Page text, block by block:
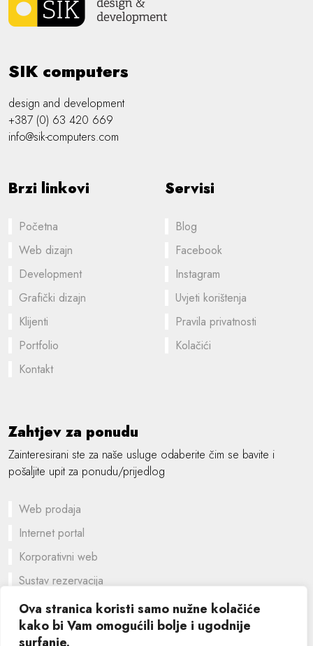
Ova stranica koristi samo nužne kolačiće
kako bi Vam omogućili bolje i ugodnije
SIK computers
design and development
+387 (0) 63 420 669
info@sik-computers.com
Brzi linkovi
Početna
Web dizajn
Development
Grafički dizajn
Klijenti
Portfolio
Kontakt
Servisi
Blog
Facebook
Instagram
Uvjeti korištenja
Pravila privatnosti
Kolačići
Zahtjev za ponudu
Zainteresirani ste za naše usluge odaberite čim se bavite i
pošaljite upit za ponudu/prijedlog
Web prodaja
Internet portal
Korporativni web
Sustav rezervacija
Prilagođeno rješenje
Grafički dizajn